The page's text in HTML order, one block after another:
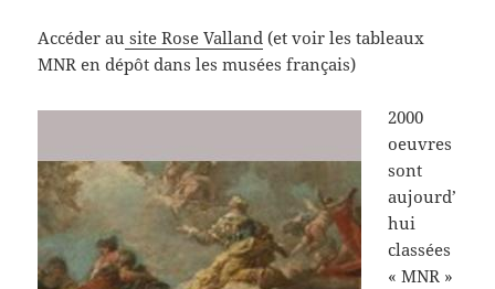
Accéder au site Rose Valland (et voir les tableaux
MNR en dépôt dans les musées français)
2000
oeuvres
sont
aujourd’
hui
classées
« MNR »